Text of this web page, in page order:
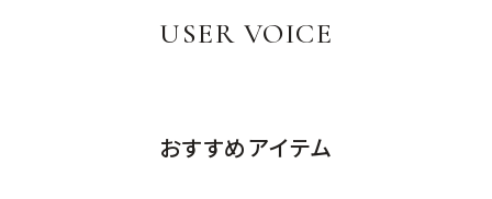
USER VOICE
おすすめアイテム